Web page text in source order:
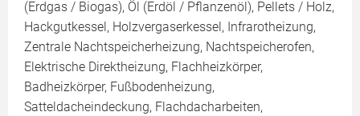
(Erdgas / Biogas), Öl (Erdöl / Pflanzenöl), Pellets / Holz,
Hackgutkessel, Holzvergaserkessel, Infrarotheizung,
Zentrale Nachtspeicherheizung, Nachtspeicherofen,
Elektrische Direktheizung, Flachheizkörper,
Badheizkörper, Fußbodenheizung,
Satteldacheindeckung, Flachdacharbeiten,